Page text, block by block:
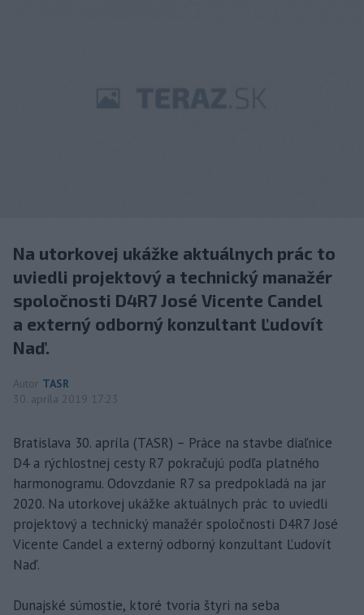
Na utorkovej ukážke aktuálnych prác to
uviedli projektový a technický manažér
spoločnosti D4R7 José Vicente Candel
a externý odborný konzultant Ľudovít
Naď.
Autor TASR
30. apríla 2019 17:23
Bratislava 30. apríla (TASR) – Práce na stavbe diaľnice
D4 a rýchlostnej cesty R7 pokračujú podľa platného
harmonogramu. Odovzdanie R7 sa predpokladá na jar
2020. Na utorkovej ukážke aktuálnych prác to uviedli
projektový a technický manažér spoločnosti D4R7 José
Vicente Candel a externý odborný konzultant Ľudovít
Naď.
Dunajské súmostie, ktoré tvoria štyri na seba